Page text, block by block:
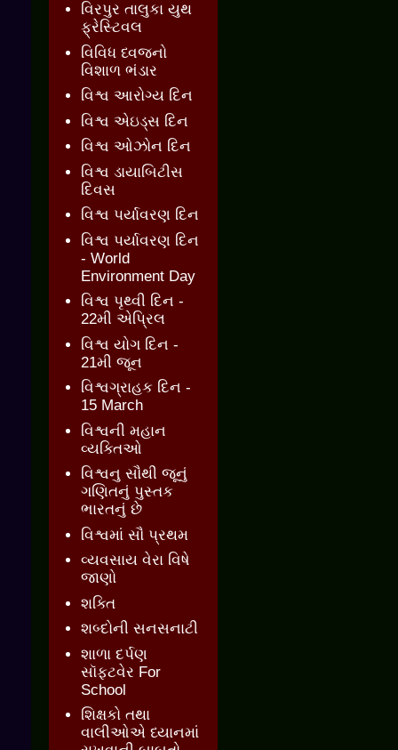
વિરપુર તાલુકા યુથ
ફ્રેસ્ટિવલ
વિવિધ ધ્વજનો
વિશાળ ભંડાર
વિશ્વ આરોગ્ય દિન
વિશ્વ એઇડ્સ દિન
વિશ્વ ઓઝોન દિન
વિશ્વ ડાયાબિટીસ
દિવસ
વિશ્વ પર્યાવરણ દિન
વિશ્વ પર્યાવરણ દિન
- World
Environment Day
વિશ્વ પૃથ્વી દિન -
22મી એપ્રિલ
વિશ્વ યોગ દિન -
21મી જૂન
વિશ્વગ્રાહક દિન -
15 March
વિશ્વની મહાન
વ્યક્તિઓ
વિશ્વનુ સૌથી જૂનું
ગણિતનું પુસ્તક
ભારતનું છે
વિશ્વમાં સૌ પ્રથમ
વ્યવસાય વેરા વિષે
જાણો
શક્તિ
શબ્દોની સનસનાટી
શાળા દર્પણ
સૉફ્ટવેર For
School
શિક્ષકો તથા
વાલીઓએ ધ્યાનમાં